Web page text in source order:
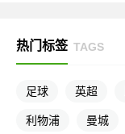
热门标签 TAGS
足球 英超
利物浦 曼城